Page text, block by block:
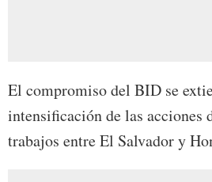
El compromiso del BID se
intensificación de las acciones
trabajos entre El Salvador y